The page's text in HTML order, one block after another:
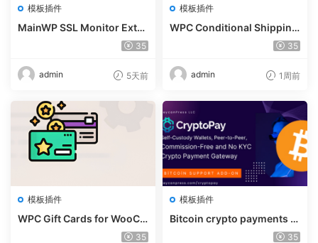
模板插件
MainWP SSL Monitor Exte
35
admin 5天前
模板插件
WPC Conditional Shipping
& Payments (Premium) v1.
35
admin 1周前
模板插件
WPC Gift Cards for WooCo
mmerce (Premium) v1.0.235
模板插件
Bitcoin crypto payments s
upport for CryptoPay v1.4.
35